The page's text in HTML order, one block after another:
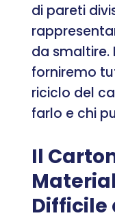
di pareti
da smaltire.
forniremo
riciclo del
farlo e chi
Il
Difficile